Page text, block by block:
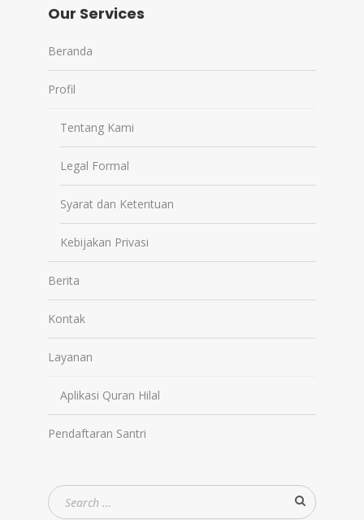
Our Services
Beranda
Profil
Tentang Kami
Legal Formal
Syarat dan Ketentuan
Kebijakan Privasi
Berita
Kontak
Layanan
Aplikasi Quran Hilal
Pendaftaran Santri